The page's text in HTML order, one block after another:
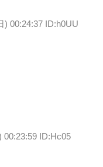
) 00:24:37 ID:h0UU
00:23:59 ID:Hc05